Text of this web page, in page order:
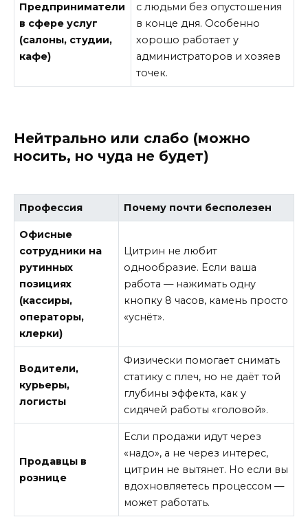
Предприниматели
в сфере услуг
(салоны, студии,
кафе)
с людьми без опустошения
в конце дня. Особенно
хорошо работает у
администраторов и хозяев
точек.
Нейтрально или слабо (можно
носить, но чуда не будет)
Профессия Почему почти бесполезен
Офисные
сотрудники на
рутинных
позициях
(кассиры,
операторы,
клерки)
Цитрин не любит
однообразие. Если ваша
работа — нажимать одну
кнопку 8 часов, камень просто
«уснёт».
Водители,
курьеры,
логисты
Физически помогает снимать
статику с плеч, но не даёт той
глубины эффекта, как у
сидячей работы «головой».
Продавцы в
рознице
Если продажи идут через
«надо», а не через интерес,
цитрин не вытянет. Но если вы
вдохновляетесь процессом —
может работать.